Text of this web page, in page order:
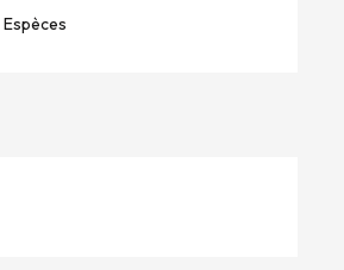
Espèces